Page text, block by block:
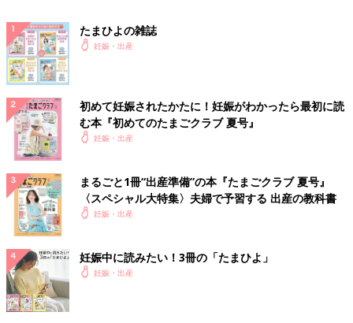
たまひよの雑誌
妊娠・出産
初めて妊娠されたかたに！妊娠がわかったら最初に読
む本『初めてのたまごクラブ 夏号』
妊娠・出産
まるごと1冊“出産準備”の本『たまごクラブ 夏号』
〈スペシャル大特集〉夫婦で予習する 出産の教科書
妊娠・出産
妊娠中に読みたい！3冊の「たまひよ」
妊娠・出産